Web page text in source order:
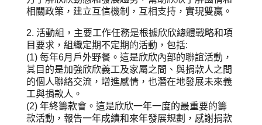
相關政策，建立互信機制，互相支持，實現雙贏。
2. 活動組，主要工作任務是根據欣欣總體戰略和項
目要求，組織定期不定期的活動，包括:
(1) 每年6月戶外野餐。這是欣欣內部的聯誼活動，
其目的是加強欣欣義工及家屬之間、與捐款人之間
的個人聯絡交流，增進感情，也潛在地發展未來義
工與捐款人。
(2) 年終籌款會。這是欣欣一年一度的最重要的籌
款活動，報告一年成績和來年發展規劃，感謝捐款